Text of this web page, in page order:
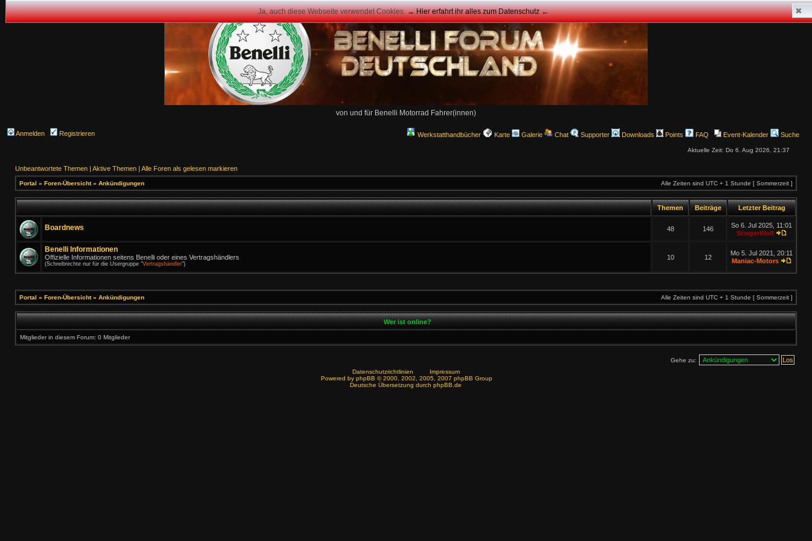
Ja, auch diese Webseite verwendet Cookies.→ Hier erfahrt ihr alles zum Datenschutz ← ✖
von und für Benelli Motorrad Fahrer(innen)
Anmelden Registrieren Werkstatthandbücher Karte Galerie Chat Supporter Downloads Points FAQ Event-Kalender Suche
Aktuelle Zeit: Do 6. Aug 2026, 21:37
Unbeantwortete Themen | Aktive Themen | Alle Foren als gelesen markieren
Portal » Foren-Übersicht» Ankündigungen Alle Zeiten sind UTC + 1 Stunde [ Sommerzeit ]
Themen Beiträge Letzter Beitrag
Boardnews 48 146
So 6. Jul 2025, 11:01
StingerWolf
Benelli Informationen
Offizielle Informationen seitens Benelli oder eines Vertragshändlers
(Schreibrechte nur für die Usergruppe "Vertragshändler")
10 12
Mo 5. Jul 2021, 20:11
Maniac-Motors
Portal » Foren-Übersicht» Ankündigungen Alle Zeiten sind UTC + 1 Stunde [ Sommerzeit ]
Wer ist online?
Mitglieder in diesem Forum: 0 Mitglieder
Gehe zu:
Datenschutzrichtlinien
Impressum
Powered by phpBB © 2000, 2002, 2005, 2007 phpBB Group
Deutsche Übersetzung durch phpBB.de